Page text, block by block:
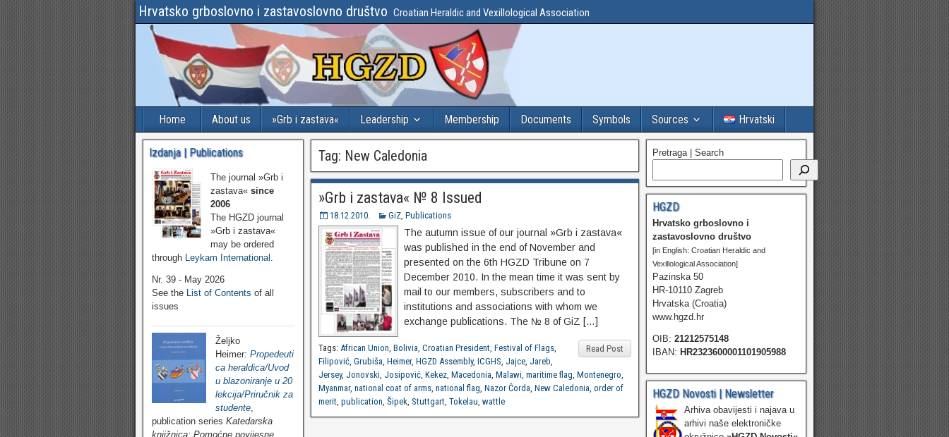
Hrvatsko grboslovno i zastavoslovno društvo Croatian Heraldic and Vexillological Association
Home About us »Grb i zastava« Leadership Membership Documents Symbols Sources Hrvatski
Tag: New Caledonia
»Grb i zastava« № 8 Issued
18.12.2010. GiZ, Publications
The autumn issue of our journal »Grb i zastava«
was published in the end of November and
presented on the 6th HGZD Tribune on 7
December 2010. In the mean time it was sent by
mail to our members, subscribers and to
institutions and associations with whom we
exchange publications. The № 8 of GiZ […]
Read Post
Tags: African Union, Bolivia, Croatian President, Festival of Flags,
Filipović, Grubiša, Heimer, HGZD Assembly, ICGHS, Jajce, Jareb,
Jersey, Jonovski, Josipović, Kekez, Macedonia, Malawi, maritime flag, Montenegro,
Myanmar, national coat of arms, national flag, Nazor Čorda, New Caledonia, order of
merit, publication, Šipek, Stuttgart, Tokelau, wattle
Izdanja | Publications
The journal »Grb i
zastava« since
2006
The HGZD journal
»Grb i zastava«
may be ordered
through Leykam International
Nr. 39 - May 2026
See the List of Contents of all
issues
Željko
Heimer: Propedeuti
ca heraldica/Uvod
u blazoniranje u 20
lekcija/Priručnik za
studente,
publication series Katedarska
knjižnica: Pomoćne povijesne
Pretraga | Search
HGZD
Hrvatsko grboslovno i
zastavoslovno društvo
[in English: Croatian Heraldic and
Vexillological Association]
Pazinska 50
HR-10110 Zagreb
Hrvatska (Croatia)
www.hgzd.hr
OIB: 21212575148
IBAN: HR2323600001101905988
HGZD Novosti | Newsletter
Arhiva obavijesti i najava u
arhivi naše elektroničke